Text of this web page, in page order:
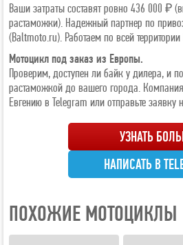
Ваши затраты составят ровно 436 000 ₽
растаможки). Надежный партнер по
(Baltmoto.ru). Работаем по всей
Мотоцикл под заказ из Европы.
Проверим, доступен ли байк у дилера, и
растаможкой до вашего города.
Евгению в Telegram или отправьте заявку
УЗНАТЬ
НАПИСАТЬ В
ПОХОЖИЕ МОТОЦИКЛЫ